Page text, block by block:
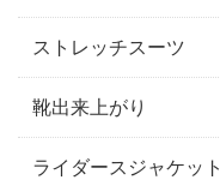
ストレッチスーツ
靴出来上がり
ライダースジャケット